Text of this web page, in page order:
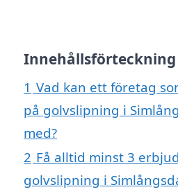
Innehållsförteckning
1 Vad kan ett företag
på golvslipning i
med?
2 Få alltid minst 3
golvslipning i